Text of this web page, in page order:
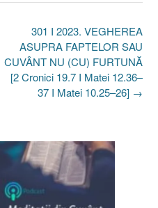
301 I 2023. VEGHEREA
ASUPRA FAPTELOR SAU
CUVÂNT NU (CU) FURTUNĂ
[2 Cronici 19.7 I Matei 12.36–
37 I Matei 10.25–26] →